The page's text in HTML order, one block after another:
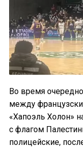
Во время
между
«Хапоэль Холон»
с флагом
полицейские,